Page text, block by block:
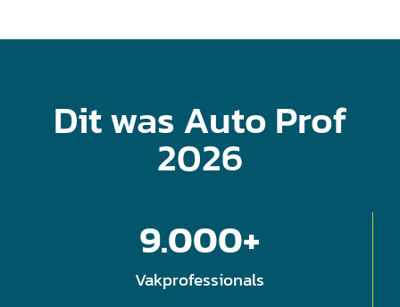
Dit was Auto Prof
2026
Vakprofessionals
9.000+